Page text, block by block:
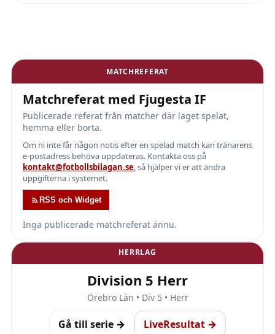
MATCHREFERAT
Matchreferat med Fjugesta IF
Publicerade referat från matcher där laget spelat,
hemma eller borta.
Om ni inte får någon notis efter en spelad match kan tränarens
e-postadress behöva uppdateras. Kontakta oss på
kontakt@fotbollsbilagan.se, så hjälper vi er att ändra
uppgifterna i systemet.
RSS och Widget
Inga publicerade matchreferat ännu.
HERRLAG
Division 5 Herr
Örebro Län • Div 5 • Herr
Gå till serie → LiveResultat →